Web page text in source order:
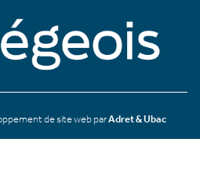
de site web parAdret & Ubac